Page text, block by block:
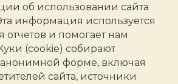
об использовании сайта
информация используется
отчетов и помогает нам
(cookie) собирают
форме, включая
сайта, источники